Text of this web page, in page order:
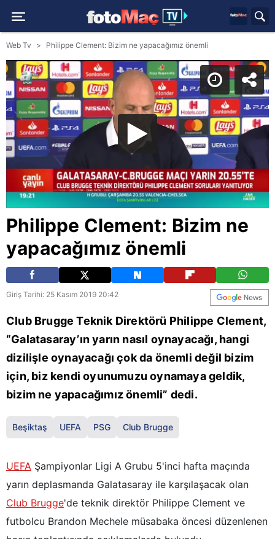
Web Tv Philippe Clement: Bizim ne yapacağımız önemli
Philippe Clement: Bizim ne
yapacağımız önemli
Giriş Tarihi: 25 Kasım 2019 20:42
Club Brugge Teknik Direktörü Philippe Clement,
“Galatasaray’ın yarın nasıl oynayacağı, hangi
dizilişle oynayacağı çok da önemli değil bizim
için, biz kendi oyunumuzu oynamaya geldik,
bizim ne yapacağımız önemli” dedi.
Beşiktaş UEFA PSG Club Brugge
UEFA Şampiyonlar Ligi A Grubu 5'inci hafta maçında
yarın deplasmanda Galatasaray ile karşılaşacak olan
Club Brugge'de teknik direktör Philippe Clement ve
futbolcu Brandon Mechele müsabaka öncesi düzenlenen